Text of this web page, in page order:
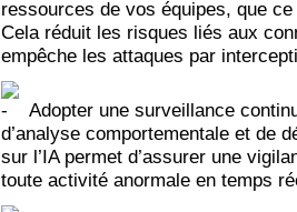
ressources de vos équipes, que
Cela réduit les risques liés aux
empêche les attaques par
Adopter une surveillance
d’analyse comportementale et de
sur l’IA permet d’assurer une
toute activité anormale en temps